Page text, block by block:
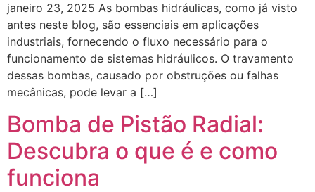
janeiro 23, 2025 As bombas hidráulicas, como já visto
antes neste blog, são essenciais em aplicações
industriais, fornecendo o fluxo necessário para o
funcionamento de sistemas hidráulicos. O travamento
dessas bombas, causado por obstruções ou falhas
mecânicas, pode levar a […]
Bomba de Pistão Radial:
Descubra o que é e como
funciona